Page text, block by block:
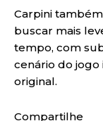
Carpini
buscar mais
tempo, com
cenário do jogo
original.
Compartilhe